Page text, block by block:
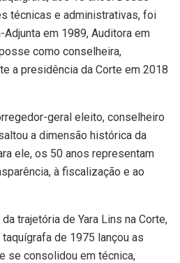
técnicas e administrativas, foi
em 1989, Auditora em
como conselheira,
a presidência da Corte em 2018
geral eleito, conselheiro
a dimensão histórica da
ele, os 50 anos representam
à fiscalização e ao
trajetória de Yara Lins na Corte,
de 1975 lançou as
se consolidou em técnica,